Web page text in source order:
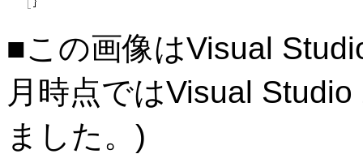
■この画像はVisual
月時点ではVisual
ました。)